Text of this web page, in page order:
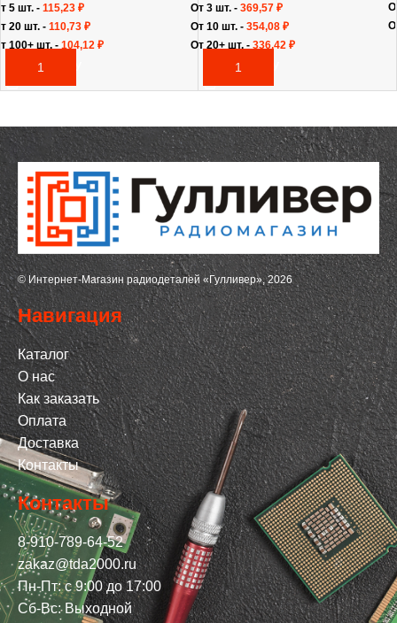
В КОРЗИНУ
5 шт. - 115,23 ₽
20 шт. - 110,73 ₽
100+ шт. - 104,12 ₽
В КОРЗИНУ
От 3 шт. - 369,57 ₽
От 10 шт. - 354,08 ₽
От 20+ шт. - 336,42 ₽
© Интернет-Магазин радиодеталей «Гулливер», 2026
Навигация
Каталог
О нас
Как заказать
Оплата
Доставка
Контакты
Контакты
8-910-789-64-52
zakaz@tda2000.ru
Пн-Пт: с 9:00 до 17:00
Сб-Вс: Выходной